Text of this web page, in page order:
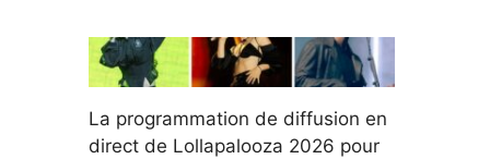
La programmation de diffusion en
direct de Lollapalooza 2026 pour